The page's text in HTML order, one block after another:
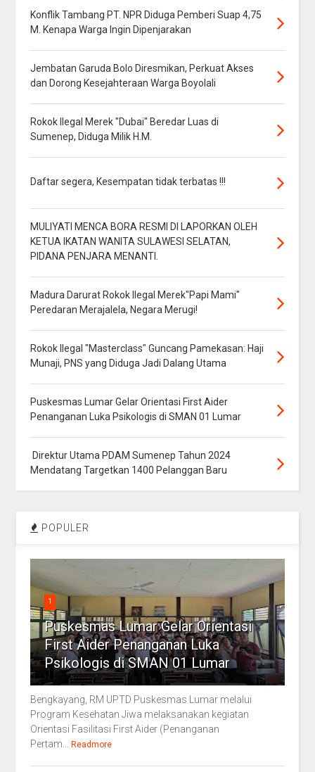
Konflik Tambang PT. NPR Diduga Pemberi Suap 4,75
M. Kenapa Warga Ingin Dipenjarakan
Jembatan Garuda Bolo Diresmikan, Perkuat Akses
dan Dorong Kesejahteraan Warga Boyolali
Rokok Ilegal Merek "Dubai" Beredar Luas di
Sumenep, Diduga Milik H.M.
Daftar segera, Kesempatan tidak terbatas !!!
MULIYATI MENCA BORA RESMI DI LAPORKAN OLEH
KETUA IKATAN WANITA SULAWESI SELATAN,
PIDANA PENJARA MENANTI.
Madura Darurat Rokok Ilegal Merek"Papi Mami"
Peredaran Merajalela, Negara Merugi!
Rokok Ilegal "Masterclass" Guncang Pamekasan: Haji
Munaji, PNS yang Diduga Jadi Dalang Utama
Puskesmas Lumar Gelar Orientasi First Aider
Penanganan Luka Psikologis di SMAN 01 Lumar
Direktur Utama PDAM Sumenep Tahun 2024
Mendatang Targetkan 1400 Pelanggan Baru
POPULER
1
Puskesmas Lumar Gelar Orientasi
First Aider Penanganan Luka
Psikologis di SMAN 01 Lumar
Bengkayang, RM UPTD Puskesmas Lumar melalui
Program Kesehatan Jiwa melaksanakan kegiatan
Orientasi Fasilitasi First Aider (Penanganan
Pertam...
Readmore